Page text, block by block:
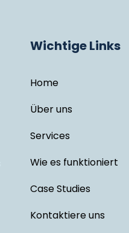
Wichtige Links
Home
Über uns
Services
Wie es funktioniert
Case Studies
Kontaktiere uns